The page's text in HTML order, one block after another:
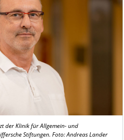
der Klinik für Allgemein- und
Stiftungen. Foto: Andreas Lander